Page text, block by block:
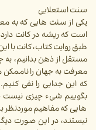
سنت استعلایی
یکی از سنت هایی که به
است که ریشه در کانت
طبق روایت کتاب، کانت با
مستقل از ذهن بدانیم، به
معرفت به جهان را
که این جدایی را نفی
بگوییم شیء چیزی نیست
هایی که مفاهیم موردنظر
نیستند، در این صورت